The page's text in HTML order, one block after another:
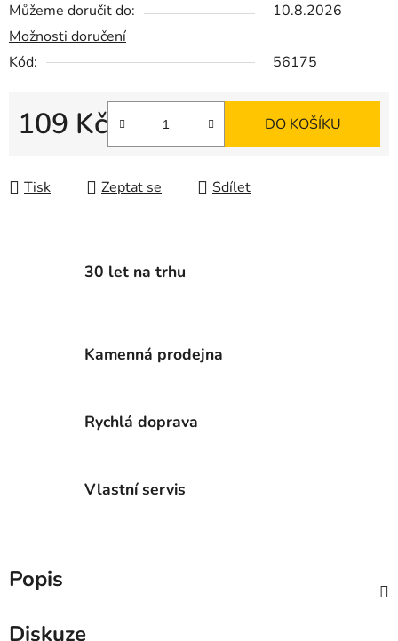
Můžeme doručit do:
10.8.2026
Možnosti doručení
Kód:
56175
109 Kč DO KOŠÍKU
Tisk Zeptat se Sdílet
30 let na trhu
Kamenná prodejna
Rychlá doprava
Vlastní servis
Popis
Diskuze